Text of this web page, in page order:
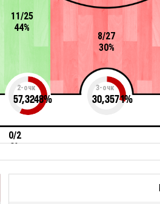
0/2
0%
8/27
30%
11/25
44%
2-очк
57,3248%
3-очк
30,3571%